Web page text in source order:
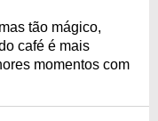
tão mágico,
café é mais
momentos com